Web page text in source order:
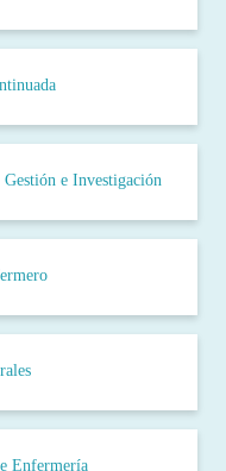
Gestión e Investigación
Enfermería